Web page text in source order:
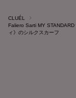
CLUÉL
Faliero Sarti MY
ィ》のシルクスカーフ